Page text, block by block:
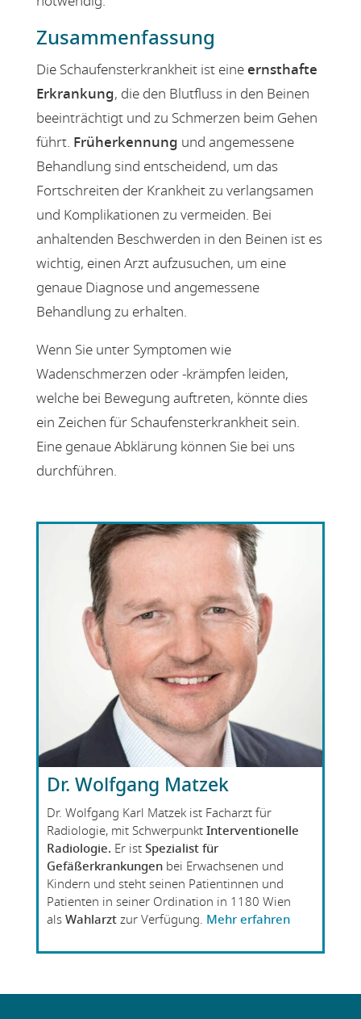
Zusammenfassung
Die Schaufensterkrankheit ist eine ernsthafte
Erkrankung, die den Blutfluss in den Beinen
beeinträchtigt und zu Schmerzen beim Gehen
führt.
Früherkennung und angemessene
Behandlung sind entscheidend, um das
Fortschreiten der Krankheit zu verlangsamen
und Komplikationen zu vermeiden. Bei
anhaltenden Beschwerden in den Beinen ist es
wichtig, einen Arzt aufzusuchen, um eine
genaue Diagnose und angemessene
Behandlung zu erhalten.
Wenn Sie unter Symptomen wie
Wadenschmerzen oder -krämpfen leiden,
welche bei Bewegung auftreten, könnte dies
ein Zeichen für Schaufensterkrankheit sein.
Eine genaue Abklärung können Sie bei uns
durchführen.
Dr. Wolfgang Matzek
Dr. Wolfgang Karl Matzek ist Facharzt für
Radiologie, mit Schwerpunkt Interventionelle
Radiologie. Er ist Spezialist für
Gefäßerkrankungenbei Erwachsenen und
Kindern und steht seinen Patientinnen und
Patienten in seiner Ordination in 1180 Wien
als Wahlarztzur Verfügung. Mehr erfahren